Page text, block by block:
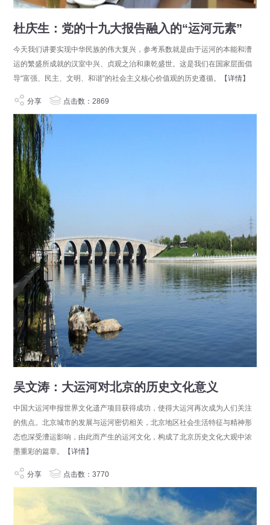
杜庆生：党的十九大报告融入的“运河元素”
今天我们讲要实现中华民族的伟大复兴，参考系数就是由于运河的本能和漕
运的繁盛所成就的汉室中兴、贞观之治和康乾盛世。这是我们在国家层面倡
导“富强、民主、文明、和谐”的社会主义核心价值观的历史遵循。
【详情】
分享 点击数：2869
吴文涛：大运河对北京的历史文化意义
中国大运河申报世界文化遗产项目获得成功，使得大运河再次成为人们关注
的焦点。北京城市的发展与运河密切相关，北京地区社会生活特征与精神形
态也深受漕运影响，由此而产生的运河文化，构成了北京历史文化大观中浓
墨重彩的篇章。
【详情】
分享 点击数：3770